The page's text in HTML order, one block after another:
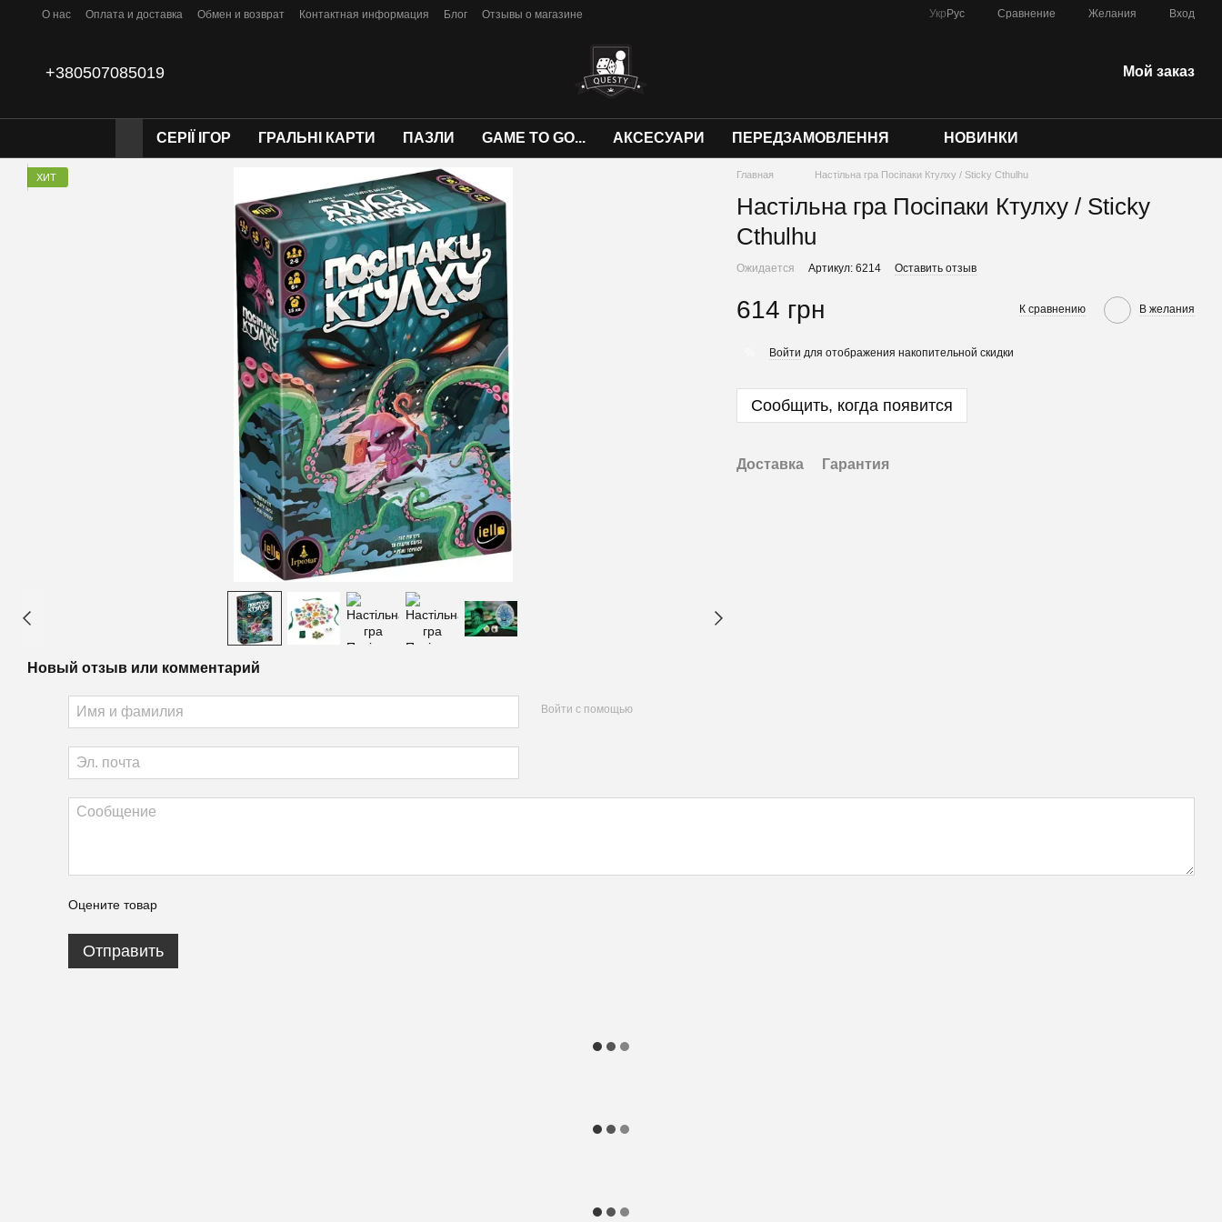
Перейти к основному контенту
О нас Оплата и доставка Обмен и возврат Контактная информация Блог Отзывы о магазине Укр Рус Сравнение Желания Вход
+380507085019 Мой заказ
СЕРІЇ ІГОР ГРАЛЬНІ КАРТИ ПАЗЛИ GAME TO GO... АКСЕСУАРИ ПЕРЕДЗАМОВЛЕННЯ НОВИНКИ
ХИТ Главная Настільна гра Посіпаки Ктулху / Sticky Cthulhu
Настільна гра Посіпаки Ктулху / Sticky
Cthulhu
Ожидается Артикул: 6214 Оставить отзыв
614 грн К сравнению В желания
Войти для отображения накопительной скидки
Сообщить, когда появится
Доставка Гарантия
Новый отзыв или комментарий
Войти с помощью
Оцените товар
Отправить